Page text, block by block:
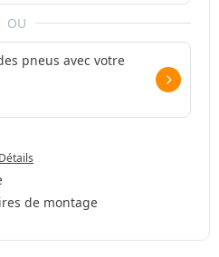
OU
pneus avec votre
Détails
de montage